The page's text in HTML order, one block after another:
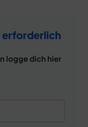
erforderlich
logge dich hier